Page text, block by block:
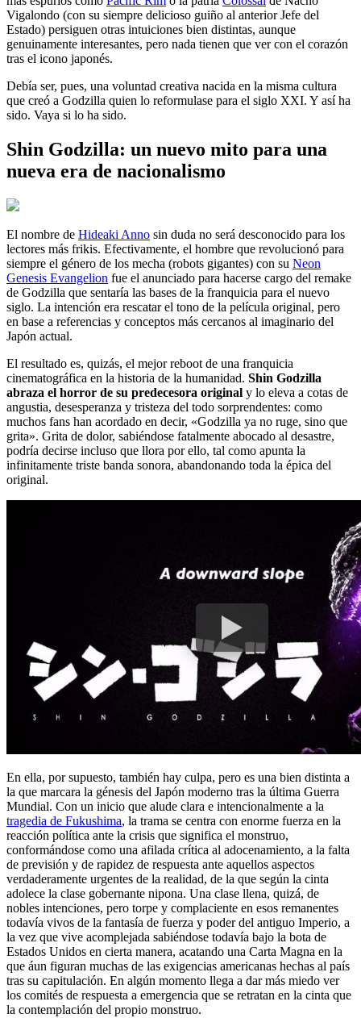
Vigalondo (con su siempre delicioso guiño al anterior Jefe del
Estado) persiguen otras intuiciones bien distintas, aunque
genuinamente interesantes, pero nada tienen que ver con el corazón
tras el icono japonés.
Debía ser, pues, una voluntad creativa nacida en la misma cultura
que creó a Godzilla quien lo reformulase para el siglo XXI. Y así ha
sido. Vaya si lo ha sido.
Shin Godzilla: un nuevo mito para una
nueva era de nacionalismo
El nombre de Hideaki Anno sin duda no será desconocido para los
lectores más frikis. Efectivamente, el hombre que revolucionó para
siempre el género de los mecha (robots gigantes) con su Neon
Genesis Evangelion fue el anunciado para hacerse cargo del remake
de Godzilla que sentaría las bases de la franquicia para el nuevo
siglo. La intención era rescatar el tono de la película original, pero
en base a referencias y conceptos más cercanos al imaginario del
Japón actual.
El resultado es, quizás, el mejor reboot de una franquicia
cinematográfica en la historia de la humanidad. Shin Godzilla
abraza el horror de su predecesora original y lo eleva a cotas de
angustia, desesperanza y tristeza del todo sorprendentes: como
muchos fans han acordado en decir, «Godzilla ya no ruge, sino que
grita». Grita de dolor, sabiéndose fatalmente abocado al desastre,
podría decirse incluso que llora por ello, tal como apunta la
infinitamente triste banda sonora, abandonando toda la épica del
original.
En ella, por supuesto, también hay culpa, pero es una bien distinta a
la que marcara la génesis del Japón moderno tras la última Guerra
Mundial. Con un inicio que alude clara e intencionalmente a la
tragedia de Fukushima, la trama se centra con enorme fuerza en la
reacción política ante la crisis que significa el monstruo,
conformándose como una afilada crítica al adocenamiento, a la falta
de previsión y de rapidez de respuesta ante aquellos aspectos
verdaderamente urgentes de la realidad, de la que según la cinta
adolece la clase gobernante nipona. Una clase llena, quizá, de
nobles intenciones, pero torpe y complaciente en esos remanentes
todavía vivos de la fantasía de fuerza y poder del antiguo Imperio, a
la vez que vive acomplejada sabiéndose todavía bajo la bota de
Estados Unidos en cierta manera, acatando una Carta Magna en la
que áun figuran muchas de las exigencias americanas hechas al país
tras su capitulación. En algún momento llega a dar más miedo ver
los comités de respuesta a emergencia que se retratan en la cinta que
la contemplación del propio monstruo.